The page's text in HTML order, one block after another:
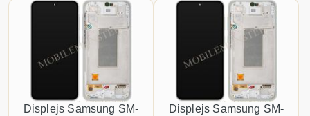
Displejs Samsung SM-
Displejs Samsung SM-